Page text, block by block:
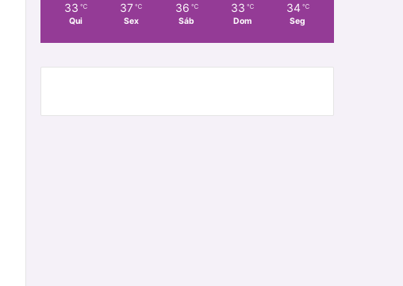
33 ℃
Qui
37 ℃
Sex
36 ℃
Sáb
33 ℃
Dom
34 ℃
Seg